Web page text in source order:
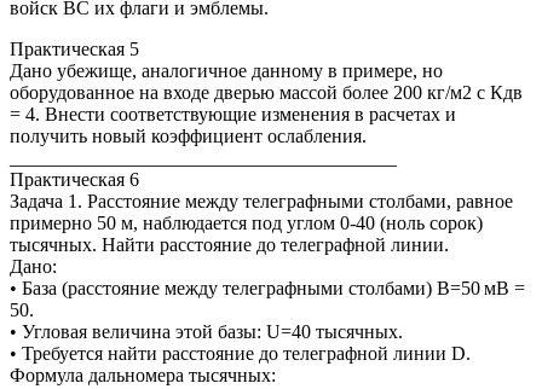
войск ВС их флаги и эмблемы.
Практическая 5
Дано убежище, аналогичное данному в примере, но
оборудованное на входе дверью массой более 200 кг/м2 с Кдв
= 4. Внести соответствующие изменения в расчетах и
получить новый коэффициент ослабления.
Практическая 6
Задача 1. Расстояние между телеграфными столбами, равное
примерно 50 м, наблюдается под углом 0-40 (ноль сорок)
тысячных. Найти расстояние до телеграфной линии.
Дано:
• База (расстояние между телеграфными столбами) B=50 мB =
50.
• Угловая величина этой базы: U=40 тысячных.
• Требуется найти расстояние до телеграфной линии D.
Формула дальномера тысячных: